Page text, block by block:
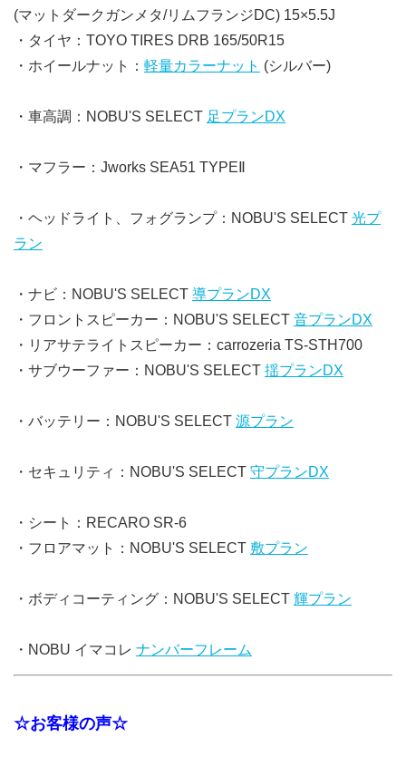
(マットダークガンメタ/リムフランジDC) 15×5.5J
・タイヤ：TOYO TIRES DRB 165/50R15
・ホイールナット： 軽量カラーナット (シルバー)
・車高調：NOBU'S SELECT 足プランDX
・マフラー：Jworks SEA51 TYPEⅡ
・ヘッドライト、フォグランプ：NOBU'S SELECT 光プ
ラン
・ナビ：NOBU'S SELECT 導プランDX
・フロントスピーカー：NOBU'S SELECT 音プランDX
・リアサテライトスピーカー：carrozeria TS-STH700
・サブウーファー：NOBU'S SELECT 揺プランDX
・バッテリー：NOBU'S SELECT 源プラン
・セキュリティ：NOBU'S SELECT 守プランDX
・シート：RECARO SR-6
・フロアマット：NOBU'S SELECT 敷プラン
・ボディコーティング：NOBU'S SELECT 輝プラン
・NOBU イマコレ ナンバーフレーム
☆お客様の声☆